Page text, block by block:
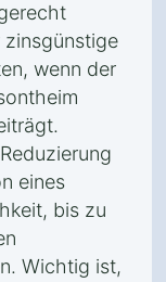
zinsgünstige
wenn der
eines
bis zu
Wichtig ist,